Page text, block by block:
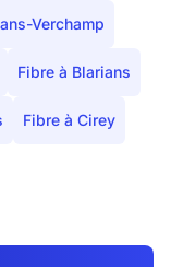
Verchamp
Fibre à Blarians
Fibre à Cirey